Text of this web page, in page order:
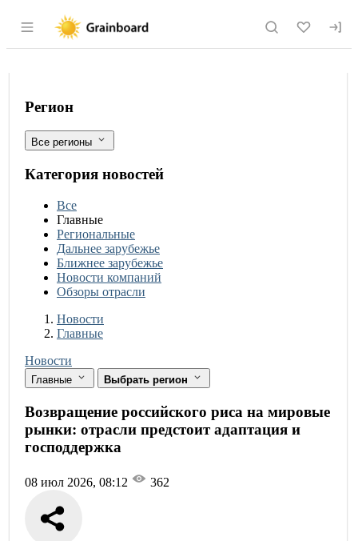
Раздел навигации по сайту
Возвращение российского риса на
Фильтры
Регион
Все регионы
Категория новостей
Все
Главные
Региональные
Дальнее зарубежье
Ближнее зарубежье
Новости компаний
Обзоры отрасли
Новости
Разделы
Новости
Главные
Новости
Главные Выбрать регион
Возвращение российского риса на мировые
рынки: отрасли предстоит адаптация и
господдержка
08 июл 2026, 08:12 362